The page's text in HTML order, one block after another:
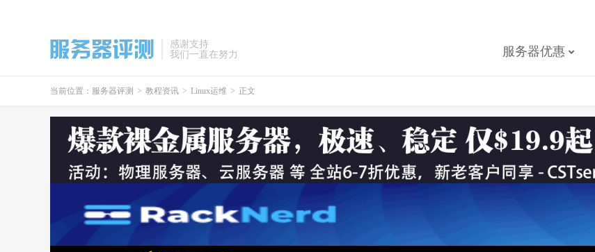
感谢支持
我们一直在努力
服务器优惠
当前位置： 服务器评测 > 教程资讯 > Linux运维 > 正文